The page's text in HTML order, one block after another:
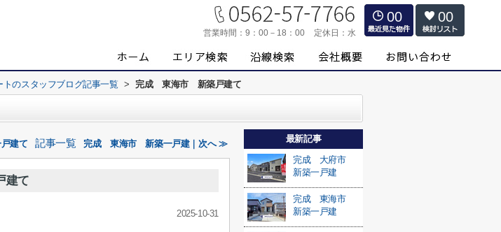
営業時間： 9：00－18：00 定休日： 水
00 00
のスタッフブログ記事一覧 > 完成 東海市 新築戸建て
建て 記事一覧 完成 東海市 新築一戸建｜次へ ≫
建て
2025-10-31
最新記事
完成 大府市
新築一戸建
完成 東海市
新築一戸建